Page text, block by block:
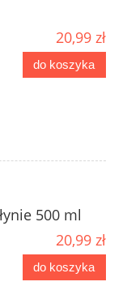
20,99 zł
do koszyka
500 ml
20,99 zł
do koszyka